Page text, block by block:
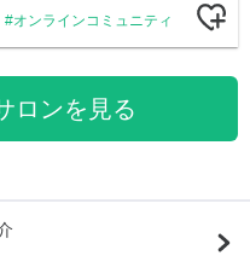
オンラインコミュニティ
ロンを見る